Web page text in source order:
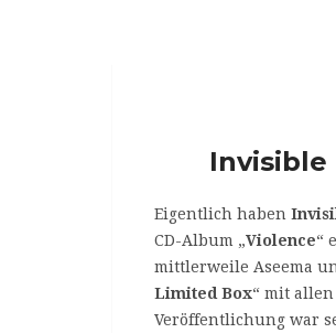
Invisible
Eigentlich haben
CD-Album „Violence“
mittlerweile Aseema
Limited Box“ mit allen
Veröffentlichung war